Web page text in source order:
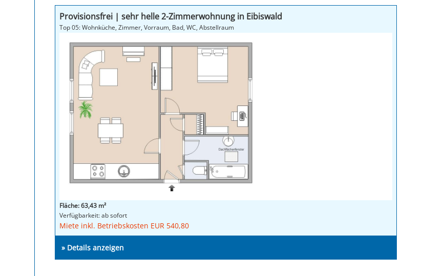
Provisionsfrei | sehr helle 2-Zimmerwohnung in Eibiswald
Top 05: Wohnküche, Zimmer, Vorraum, Bad, WC, Abstellraum
Fläche: 63,43 m²
Verfügbarkeit: ab sofort
Miete inkl. Betriebskosten EUR 540,80
» Details anzeigen